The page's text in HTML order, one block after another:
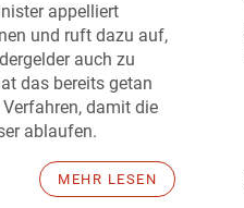
appelliert
und ruft dazu auf,
auch zu
das bereits getan
damit die
ablaufen.
MEHR LESEN